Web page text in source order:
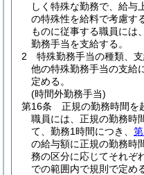
しく特殊な勤務で、給与
の特殊性を給料で考慮す
ものに従事する職員には
勤務手当を支給する。
2
特殊勤務手当の種類、
他の特殊勤務手当の支給
定める。
(時間外勤務手当)
第16条
正規の勤務時間を
職員には、正規の勤務時
て、勤務1時間につき、
の給与額に正規の勤務時
務の区分に応じてそれぞ
での範囲内で規則で定め